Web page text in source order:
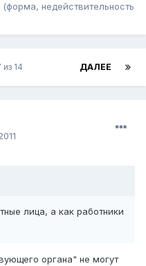
недействительность
ДАЛЕЕ
14
лица, а как работники
органа" не могут